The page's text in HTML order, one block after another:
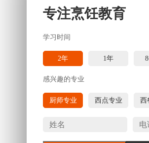
专注烹饪教育
学习时间
2年 1年
感兴趣的专业
厨师专业 西点专业 西